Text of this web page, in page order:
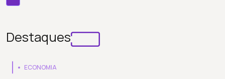
Destaques
ECONOMIA